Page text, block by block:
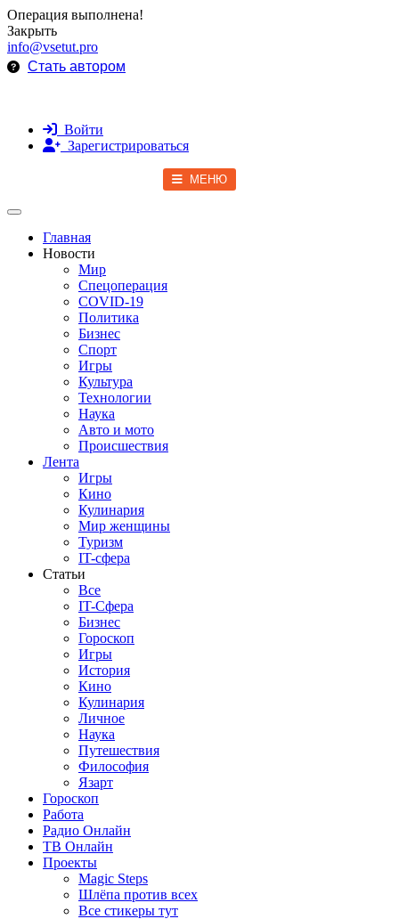
Операция выполнена!
Закрыть
info@vsetut.pro
Стать автором
Войти
Зарегистрироваться
МЕНЮ
Toggle navigation
Главная
Новости
Мир
Спецоперация
COVID-19
Политика
Бизнес
Спорт
Игры
Культура
Технологии
Наука
Авто и мото
Происшествия
Лента
Игры
Кино
Кулинария
Мир женщины
Туризм
IT-сфера
Статьи
Все
IT-Сфера
Бизнес
Гороскоп
Игры
История
Кино
Кулинария
Личное
Наука
Путешествия
Философия
Язарт
Гороскоп
Работа
Радио Онлайн
ТВ Онлайн
Проекты
Magic Steps
Шлёпа против всех
Все стикеры тут